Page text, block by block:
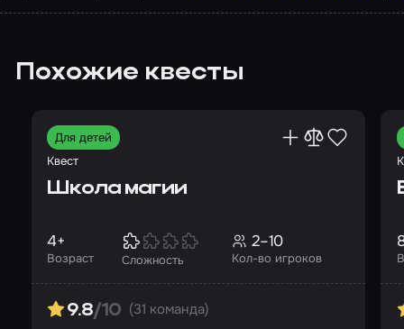
Похожие квесты
Для детей
Квест
Школа магии
Возраст
4+
Сложность Кол-во игроков
2–10
9.8/10 (31 команда)